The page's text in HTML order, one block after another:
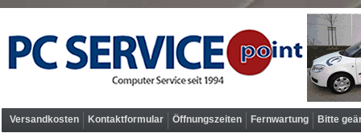
Versandkosten Kontaktformular Öffnungszeiten Fernwartung Bitte